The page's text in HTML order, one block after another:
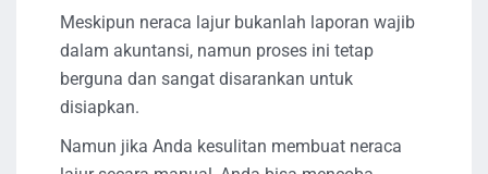
Meskipun neraca lajur bukanlah laporan wajib
dalam akuntansi, namun proses ini tetap
berguna dan sangat disarankan untuk
disiapkan.
Namun jika Anda kesulitan membuat neraca